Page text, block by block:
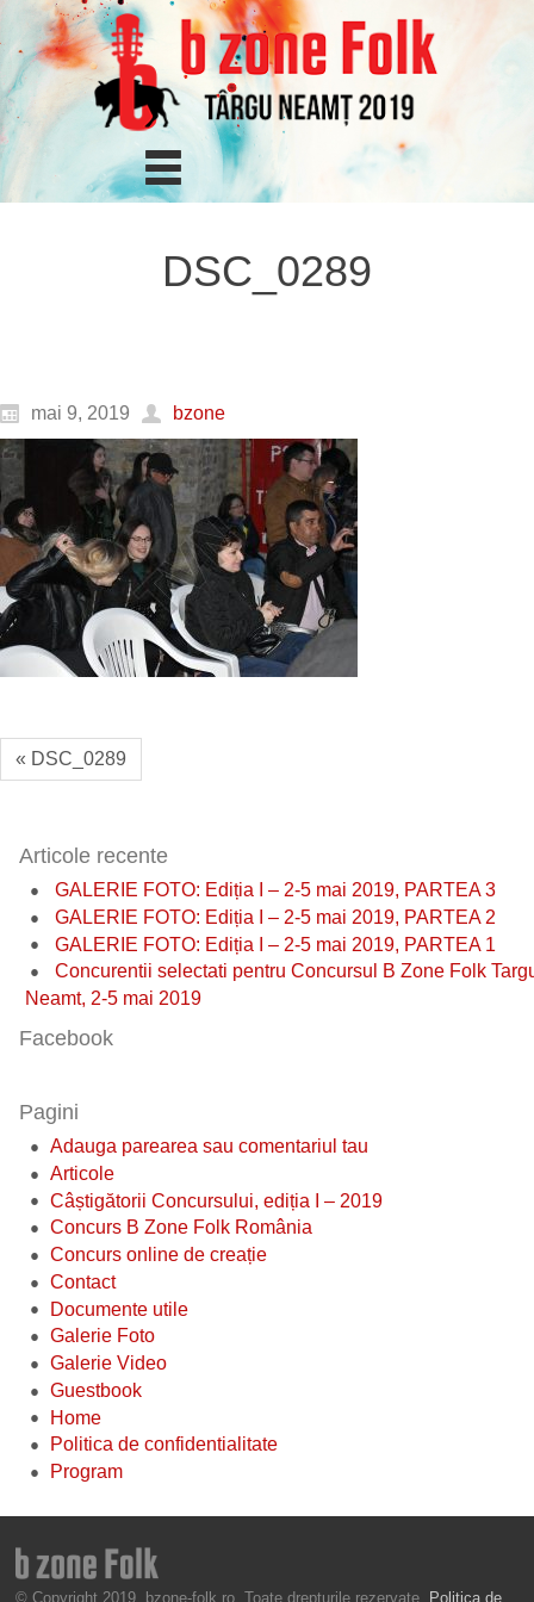
DSC_0289
mai 9, 2019 bzone
« DSC_0289
Articole recente
GALERIE FOTO: Ediția I – 2-5 mai 2019, PARTEA 3
GALERIE FOTO: Ediția I – 2-5 mai 2019, PARTEA 2
GALERIE FOTO: Ediția I – 2-5 mai 2019, PARTEA 1
Concurentii selectati pentru Concursul B Zone Folk
Neamt, 2-5 mai 2019
Facebook
Pagini
Adauga parearea sau comentariul tau
Articole
Câștigătorii Concursului, ediția I – 2019
Concurs B Zone Folk România
Concurs online de creație
Contact
Documente utile
Galerie Foto
Galerie Video
Guestbook
Home
Politica de confidentialitate
Program
© Copyright 2019, bzone-folk.ro. Toate drepturile rezervate. Politica de